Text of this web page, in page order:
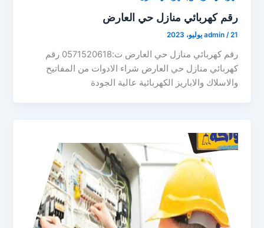
رقم كهربائي منازل حي العارض
admin /21 يوليو، 2023
رقم كهربائي منازل حي العارض ت:0571520618 رقم
كهربائي منازل حي العارض شراء الادوات من المفاتيح
والاسلاك والاباريز الكهربائية عالية الجودة